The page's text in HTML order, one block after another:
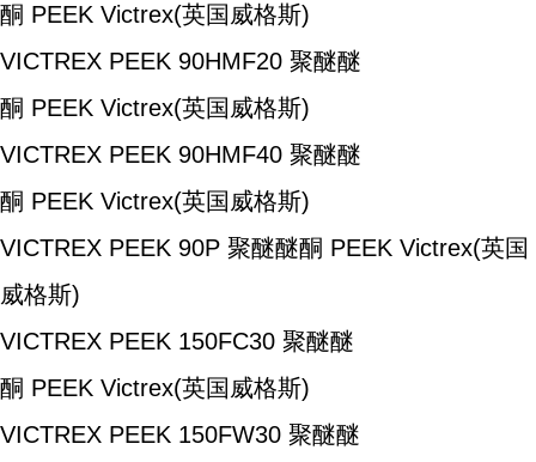
酮 PEEK Victrex(英国威格斯)
VICTREX PEEK 90HMF20 聚醚醚
酮 PEEK Victrex(英国威格斯)
VICTREX PEEK 90HMF40 聚醚醚
酮 PEEK Victrex(英国威格斯)
VICTREX PEEK 90P 聚醚醚酮 PEEK Victrex(英国
威格斯)
VICTREX PEEK 150FC30 聚醚醚
酮 PEEK Victrex(英国威格斯)
VICTREX PEEK 150FW30 聚醚醚